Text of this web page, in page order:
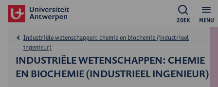
MENU
ZOEK
INDUSTRIËLE WETENSCHAPPEN: CHEMIE
EN BIOCHEMIE (INDUSTRIEEL INGENIEUR)
Industriële wetenschappen: chemie en biochemie (industrieel
ingenieur)